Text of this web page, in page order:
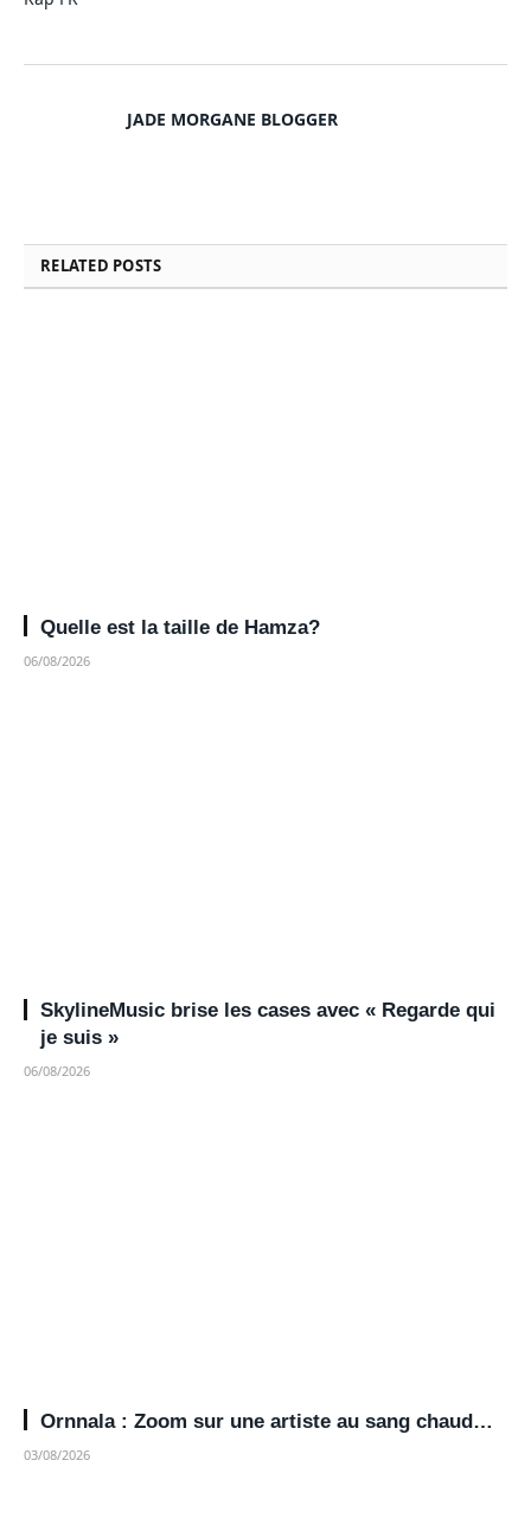
JADE MORGANE BLOGGER
RELATED POSTS
Quelle est la taille de Hamza?
06/08/2026
SkylineMusic brise les cases avec « Regarde qui
je suis »
06/08/2026
Ornnala : Zoom sur une artiste au sang chaud…
03/08/2026